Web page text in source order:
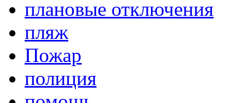
плановые отключения
пляж
Пожар
полиция